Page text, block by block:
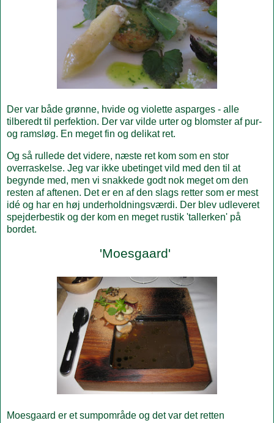
Der var både grønne, hvide og violette asparges - alle
tilberedt til perfektion. Der var vilde urter og blomster af pur-
og ramsløg. En meget fin og delikat ret.
Og så rullede det videre, næste ret kom som en stor
overraskelse. Jeg var ikke ubetinget vild med den til at
begynde med, men vi snakkede godt nok meget om den
resten af aftenen. Det er en af den slags retter som er mest
idé og har en høj underholdningsværdi. Der blev udleveret
spejderbestik og der kom en meget rustik 'tallerken' på
bordet.
'Moesgaard'
Moesgaard er et sumpområde og det var det retten